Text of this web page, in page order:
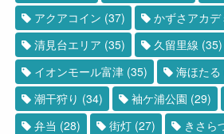
アクアコイン (37) かずさアカデ
清見台エリア (35) 久留里線 (35)
イオンモール富津 (35) 海ほたる
潮干狩り (34) 袖ケ浦公園 (29)
弁当 (28) 街灯 (27) きさら